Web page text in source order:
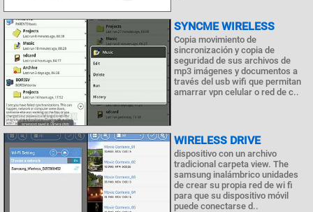
SYNCME WIRELESS
Copia movimiento de
sincronización y copia de
seguridad de sus archivos de
mp3 imágenes y documentos a
través del usb wifi que permitan
amarrar vpn celular o red de c..
WIRELESS DRIVE
dispositivo con un archivo
tradicional carpeta view. The
samsung inalámbrico unidades
de crear su propia red de wi fi
para que su dispositivo móvil
puede conectarse d..